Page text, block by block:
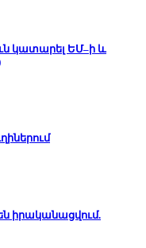
կատարել ԵՄ–ի և
իրականացվում.